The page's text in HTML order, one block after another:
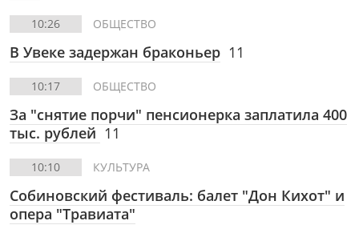
10:26 ОБЩЕСТВО
В Увеке задержан браконьер 11
10:17 ОБЩЕСТВО
За "снятие порчи" пенсионерка заплатила 400
тыс. рублей 11
10:10 КУЛЬТУРА
Собиновский фестиваль: балет "Дон Кихот" и
опера "Травиата"